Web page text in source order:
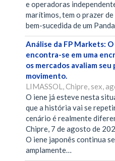
e operadoras
marítimos, tem o prazer
bem-sucedida de um
Análise da FP Markets:
encontra-se em uma
os mercados avaliam seu
movimento.
LIMASSOL, Chipre, sex,
O iene já esteve nesta
que a história vai se
cenário é realmente
Chipre, 7 de agosto de
O iene japonês continua
amplamente…